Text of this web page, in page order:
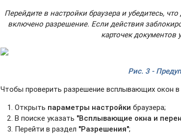
Перейдите в настройки браузера и убедитесь,
включено разрешение. Если действия
карточек документов
Рис. 3 -
Чтобы проверить разрешение всплывающих окон
Открыть параметры настройкибраузера;
В поиске указать "Всплывающие окна и
Перейти в раздел "Разрешения";